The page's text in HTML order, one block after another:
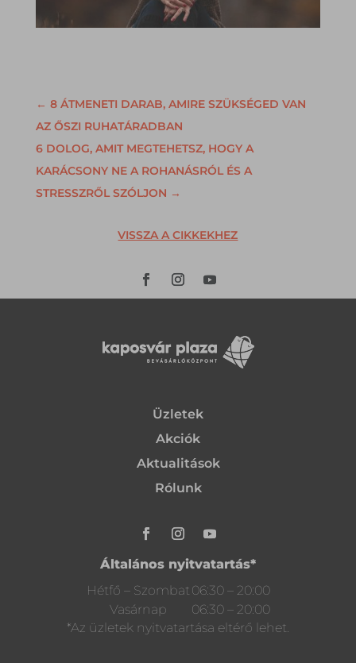
← 8 ÁTMENETI DARAB, AMIRE SZÜKSÉGED VAN
AZ ŐSZI RUHATÁRADBAN
6 DOLOG, AMIT MEGTEHETSZ, HOGY A
KARÁCSONY NE A ROHANÁSRÓL ÉS A
STRESSZRŐL SZÓLJON →
VISSZA A CIKKEKHEZ
Üzletek
Akciók
Aktualitások
Rólunk
Általános nyitvatartás*
Hétfő – Szombat 06:30 – 20:00
Vasárnap
06:30 – 20:00
*Az üzletek nyitvatartása eltérő lehet.